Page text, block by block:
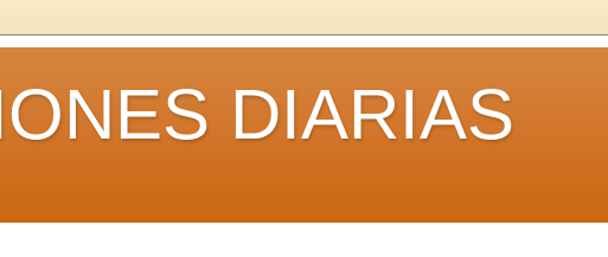
DIARIAS